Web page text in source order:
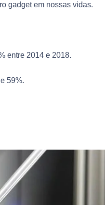
gadget em nossas vidas.
entre 2014 e 2018.
59%.